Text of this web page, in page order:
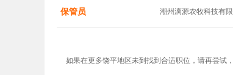
保管员 潮州漓源农牧科技有限
如果在更多饶平地区未到找到合适职位，请再尝试，